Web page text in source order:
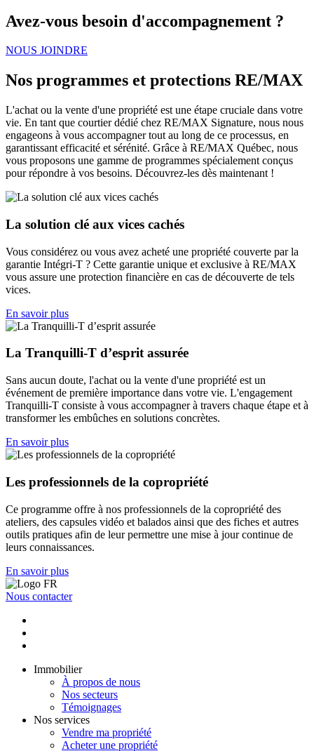
Avez-vous besoin d'accompagnement ?
NOUS JOINDRE
Nos programmes et protections RE/MAX
L'achat ou la vente d'une propriété est une étape cruciale dans votre
vie. En tant que courtier dédié chez RE/MAX Signature, nous nous
engageons à vous accompagner tout au long de ce processus, en
garantissant efficacité et sérénité. Grâce à RE/MAX Québec, nous
vous proposons une gamme de programmes spécialement conçus
pour répondre à vos besoins. Découvrez-les dès maintenant !
La solution clé aux vices cachés
Vous considérez ou vous avez acheté une propriété couverte par la
garantie Intégri-T ? Cette garantie unique et exclusive à RE/MAX
vous assure une protection financière en cas de découverte de tels
vices.
En savoir plus
La Tranquilli-T d’esprit assurée
Sans aucun doute, l'achat ou la vente d'une propriété est un
événement de première importance dans votre vie. L'engagement
Tranquilli-T consiste à vous accompagner à travers chaque étape et à
transformer les embûches en solutions concrètes.
En savoir plus
Les professionnels de la copropriété
Ce programme offre à nos professionnels de la copropriété des
ateliers, des capsules vidéo et balados ainsi que des fiches et autres
outils pratiques afin de leur permettre une mise à jour continue de
leurs connaissances.
En savoir plus
Nous contacter
Immobilier
À propos de nous
Nos secteurs
Témoignages
Nos services
Vendre ma propriété
Acheter une propriété